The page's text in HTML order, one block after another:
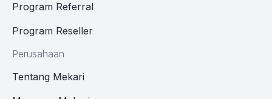
Program Referral
Program Reseller
Perusahaan
Tentang Mekari